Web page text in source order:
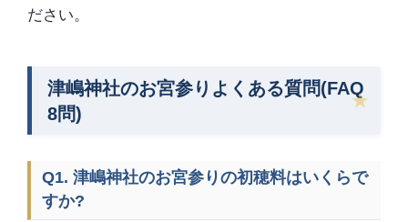
ださい。
津嶋神社のお宮参りよくある質問(FAQ
8問)
Q1. 津嶋神社のお宮参りの初穂料はいくらで
すか?